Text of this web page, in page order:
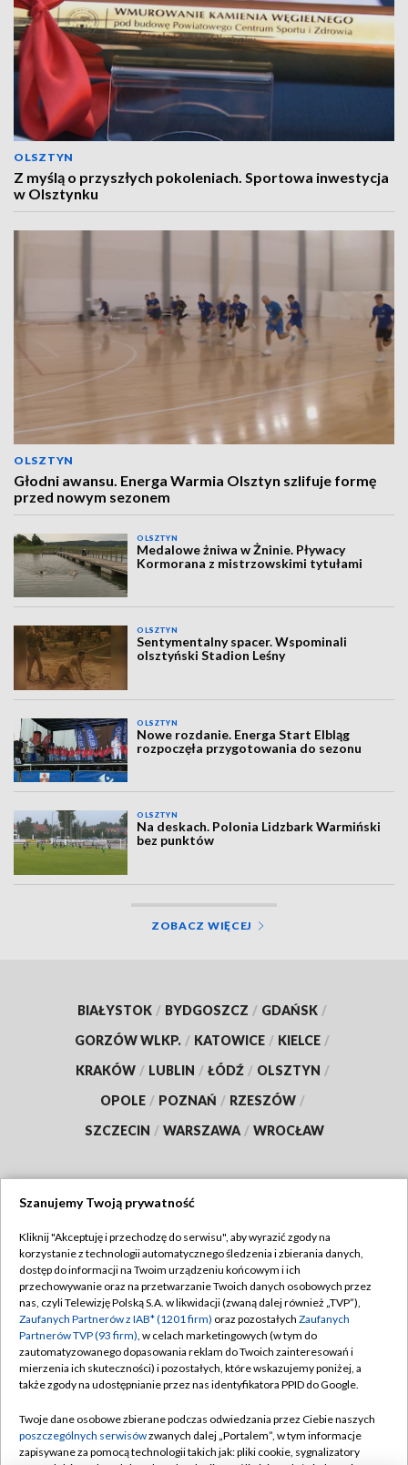
OLSZTYN
Z myślą o przyszłych pokoleniach. Sportowa inwestycja
w Olsztynku
OLSZTYN
Głodni awansu. Energa Warmia Olsztyn szlifuje formę
przed nowym sezonem
OLSZTYN
Medalowe żniwa w Żninie. Pływacy
Kormorana z mistrzowskimi tytułami
OLSZTYN
Sentymentalny spacer. Wspominali
olsztyński Stadion Leśny
OLSZTYN
Nowe rozdanie. Energa Start Elbląg
rozpoczęła przygotowania do sezonu
OLSZTYN
Na deskach. Polonia Lidzbark Warmiński
bez punktów
ZOBACZ WIĘCEJ
BIAŁYSTOK / BYDGOSZCZ / GDAŃSK /
GORZÓW WLKP. / KATOWICE / KIELCE /
KRAKÓW / LUBLIN / ŁÓDŹ / OLSZTYN /
OPOLE / POZNAŃ / RZESZÓW /
SZCZECIN / WARSZAWA / WROCŁAW
TVP
Abonament TVP
Emisja w TVP
Centrum informacji TVP
Naziemna Telewizja Cyfrowa
Rada Programowa
Regulamin TVP
Polityka prywatności
Moje zgody
Pomoc
Kontakt
Szanujemy Twoją prywatność
Kliknij "Akceptuję i przechodzę do serwisu", aby wyrazić zgody na
korzystanie z technologii automatycznego śledzenia i zbierania danych,
dostęp do informacji na Twoim urządzeniu końcowym i ich
przechowywanie oraz na przetwarzanie Twoich danych osobowych przez
nas, czyli Telewizję Polską S.A. w likwidacji (zwaną dalej również „TVP”),
Zaufanych Partnerów z IAB* (1201 firm) oraz pozostałych Zaufanych
Partnerów TVP (93 firm), w celach marketingowych (w tym do
zautomatyzowanego dopasowania reklam do Twoich zainteresowań i
mierzenia ich skuteczności) i pozostałych, które wskazujemy poniżej, a
także zgody na udostępnianie przez nas identyfikatora PPID do Google.
Twoje dane osobowe zbierane podczas odwiedzania przez Ciebie naszych
poszczególnych serwisówzwanych dalej „Portalem”, w tym informacje
zapisywane za pomocą technologii takich jak: pliki cookie, sygnalizatory